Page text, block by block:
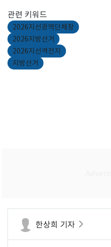
관련 키워드
2026지선광역단체장
2026지방선거
2026지선격전지
지방선거
한상희 기자